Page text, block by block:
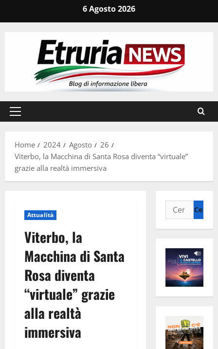
6 Agosto 2026
Menu
Home
2024 Agosto
26
Viterbo, la Macchina di Santa Rosa diventa “virtuale”
grazie alla realtà immersiva
Attualità
Viterbo, la
Macchina di Santa
Rosa diventa
“virtuale” grazie
alla realtà
immersiva
Ricerca
per: